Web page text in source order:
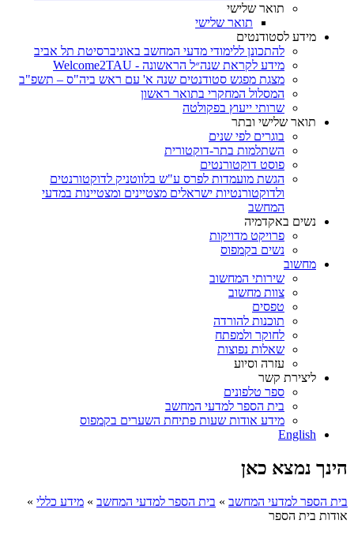
תואר שלישי
תואר שלישי
מידע לסטודנטים
להתכונן ללימודי מדעי המחשב באוניברסיטת תל אביב
מידע לקראת שנה״ל הראשונה - Welcome2TAU
מצגת מפגש סטודנטים שנה א' עם ראש ביה"ס – תשפ"ב
המסלול המחקרי בתואר ראשון
שרותי ייעוץ בפקולטה
תואר שלישי ובתר
בוגרים לפי שנים
השתלמות בתר-דוקטורית
פוסט דוקטורנטים
הגשת מועמדות לפרס ע"ש בלווטניק לדוקטורנטים
ולדוקטורנטיות ישראלים מצטיינים ומצטיינות במדעי
המחשב
נשים באקדמיה
פרויקט מדויקות
נשים בקמפוס
מחשוב
שירותי המחשוב
צוות מחשוב
טפסים
תוכנות להורדה
לחוקר ולמפתח
שאלות נפוצות
עזרה וסיוע
ליצירת קשר
ספר טלפונים
בית הספר למדעי המחשב
מידע אודות שעות פתיחת השערים בקמפוס
English
הינך נמצא כאן
בית הספר למדעי המחשב » בית הספר למדעי המחשב » מידע כללי »
אודות בית הספר